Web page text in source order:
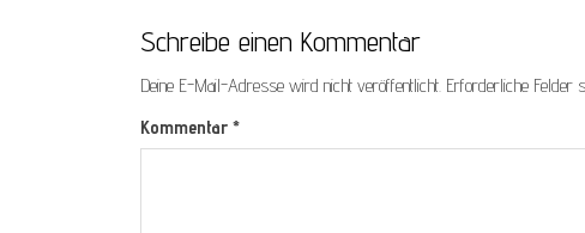
Schreibe einen Kommentar
Deine E-Mail-Adresse wird nicht veröffentlicht. Erforderliche Felder
Kommentar *